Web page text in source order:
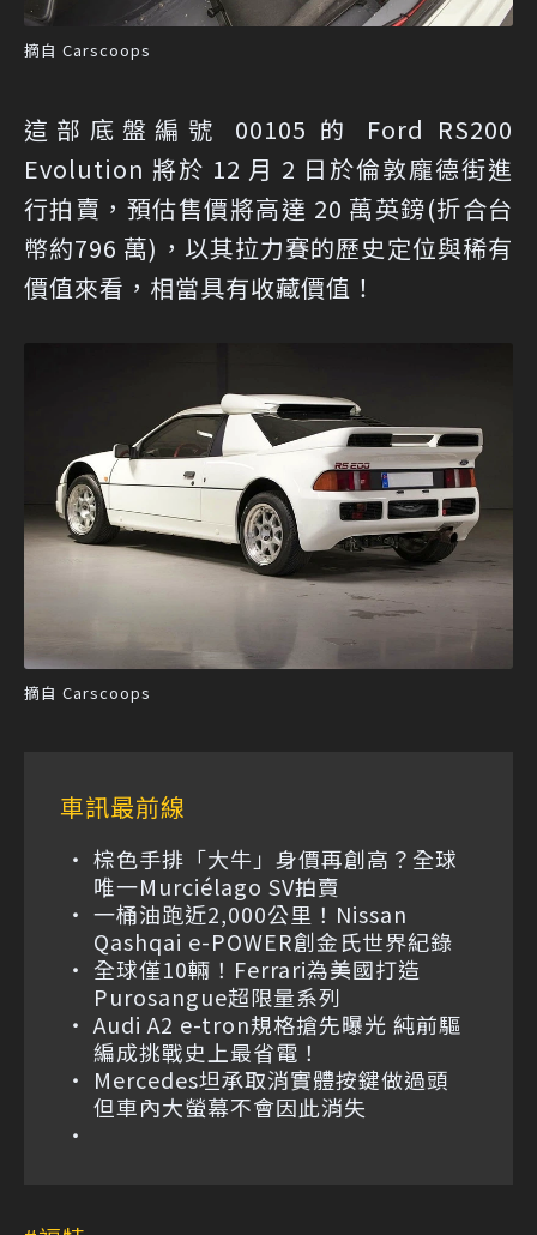
摘自 Carscoops
這部底盤編號 00105 的 Ford RS200
Evolution 將於 12 月 2 日於倫敦龐德街進
行拍賣，預估售價將高達 20 萬英鎊(折合台
幣約796 萬)，以其拉力賽的歷史定位與稀有
價值來看，相當具有收藏價值！
摘自 Carscoops
車訊最前線
棕色手排「大牛」身價再創高？全球
唯一Murciélago SV拍賣
一桶油跑近2,000公里！Nissan
Qashqai e-POWER創金氏世界紀錄
全球僅10輛！Ferrari為美國打造
Purosangue超限量系列
Audi A2 e-tron規格搶先曝光 純前驅
編成挑戰史上最省電！
Mercedes坦承取消實體按鍵做過頭
但車內大螢幕不會因此消失